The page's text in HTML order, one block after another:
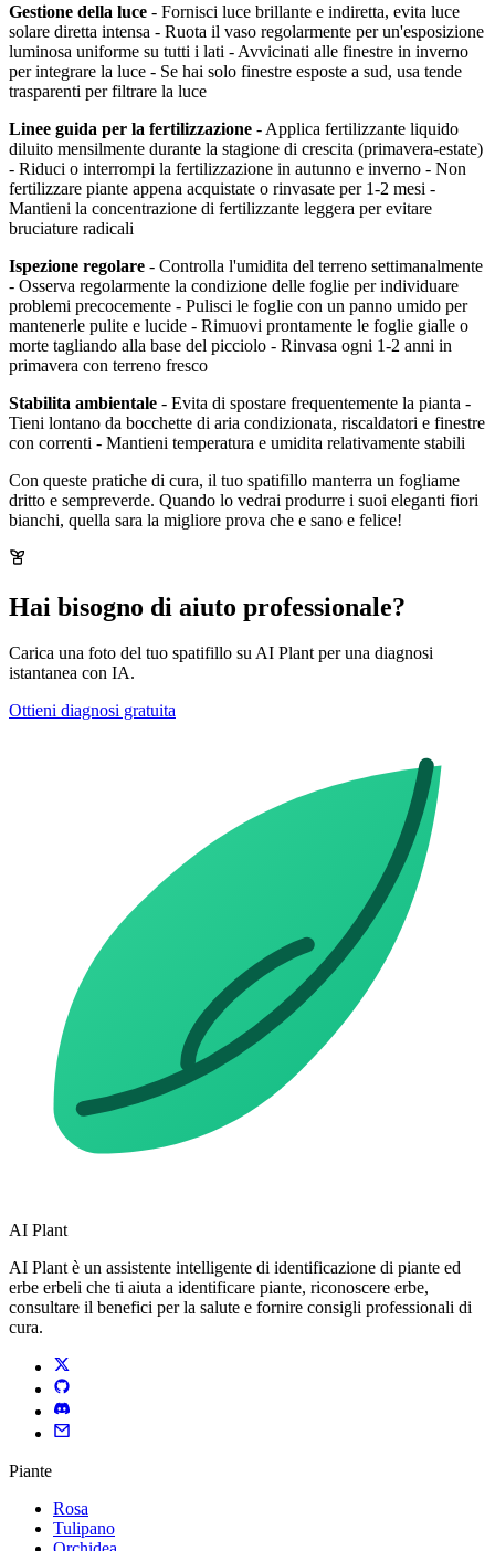
Gestione della luce - Fornisci luce brillante e indiretta, evita luce
solare diretta intensa - Ruota il vaso regolarmente per un'esposizione
luminosa uniforme su tutti i lati - Avvicinati alle finestre in inverno
per integrare la luce - Se hai solo finestre esposte a sud, usa tende
trasparenti per filtrare la luce
Linee guida per la fertilizzazione - Applica fertilizzante liquido
diluito mensilmente durante la stagione di crescita (primavera-estate)
- Riduci o interrompi la fertilizzazione in autunno e inverno - Non
fertilizzare piante appena acquistate o rinvasate per 1-2 mesi -
Mantieni la concentrazione di fertilizzante leggera per evitare
bruciature radicali
Ispezione regolare - Controlla l'umidita del terreno settimanalmente
- Osserva regolarmente la condizione delle foglie per individuare
problemi precocemente - Pulisci le foglie con un panno umido per
mantenerle pulite e lucide - Rimuovi prontamente le foglie gialle o
morte tagliando alla base del picciolo - Rinvasa ogni 1-2 anni in
primavera con terreno fresco
Stabilita ambientale - Evita di spostare frequentemente la pianta -
Tieni lontano da bocchette di aria condizionata, riscaldatori e finestre
con correnti - Mantieni temperatura e umidita relativamente stabili
Con queste pratiche di cura, il tuo spatifillo manterra un fogliame
dritto e sempreverde. Quando lo vedrai produrre i suoi eleganti fiori
bianchi, quella sara la migliore prova che e sano e felice!
Hai bisogno di aiuto professionale?
Carica una foto del tuo spatifillo su AI Plant per una diagnosi
istantanea con IA.
Ottieni diagnosi gratuita
AI Plant
AI Plant è un assistente intelligente di identificazione di piante ed
erbe erbeli che ti aiuta a identificare piante, riconoscere erbe,
consultare il benefici per la salute e fornire consigli professionali di
cura.
Piante
Rosa
Tulipano